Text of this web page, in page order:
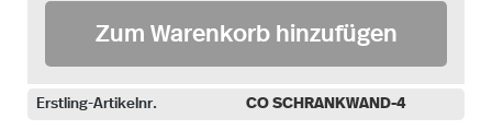
Zum Warenkorb hinzufügen
Erstling-Artikelnr. CO SCHRANKWAND-4